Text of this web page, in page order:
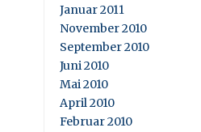
Januar 2011
November 2010
September 2010
Juni 2010
Mai 2010
April 2010
Februar 2010